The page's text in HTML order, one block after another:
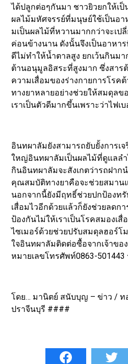
ได้ปลูกต่อๆกันมา ชาวยิวยกให้เ
ผลไม้มหัศจรรย์ที่มนุษย์ใช้เป็นอ
มเป็นผลไม้ที่หวานมากกว่าจะเป
ค่อนข้างนาน ดังนั้นจึงเป็นอาหา
ดีไม่ทำให้น้ำตาลสูง ยกเว้นกินม
ต้านอนุมูลอิสระที่สูงมาก ซึ่งสาร
ความเสื่อมของร่างกายการโร
ทางยาหลายอย่างช่วยให้สมดุลข
เราเป็นตัวดีมากขึ้นเพราะว่าไฟ
อินทผาลัมยังสามารถยับยั้งการเ
ใหญ่อินทผาลัมเป็นผลไม้ที่ดูแลลำ
กินอินทผาลัมจะสังเกตว่ารถฝาก
คุณสมบัติทางยาคือจะช่วยสมาน
นอกจากนี้ยังมีฤทธิ์ช่วยปกป้องท
เสื่อมไวอีกด้วยแล้วก็ยังช่วยลดก
ป้องกันไม่ให้เราเป็นโรคสมองเ
ไซเมอร์ด้วยช่วยปรับสมดุลฮอร์
ใจอินทผาลัมติดต่อซื้อจากเจ้าขอ
หมายเลขโทรศัพท์0863-
โดย… มานิตย์ สนับบุญ – ข่าว /
ปราจีนบุรี ####